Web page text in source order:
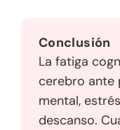
Conclusión
La fatiga
cerebro ante
mental,
descanso.